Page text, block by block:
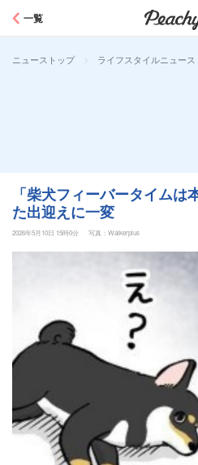
一覧
ニューストップ > ライフスタイルニュース
「柴犬フィーバータイムは
た出迎えに一変
2026年5月10日 15時0分
写真：Walkerplus